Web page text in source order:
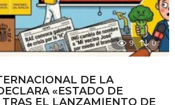
9 0
DE LA
«ESTADO DE
TRAS EL LANZAMIENTO DE